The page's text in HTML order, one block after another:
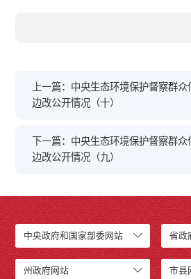
上一篇：中央生态环境保护督察群
边改公开情况（十）
下一篇：中央生态环境保护督察群
边改公开情况（九）
中央政府和国家部委网站 省政
州政府网站 市县